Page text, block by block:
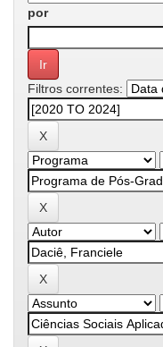
por
Filtros correntes: